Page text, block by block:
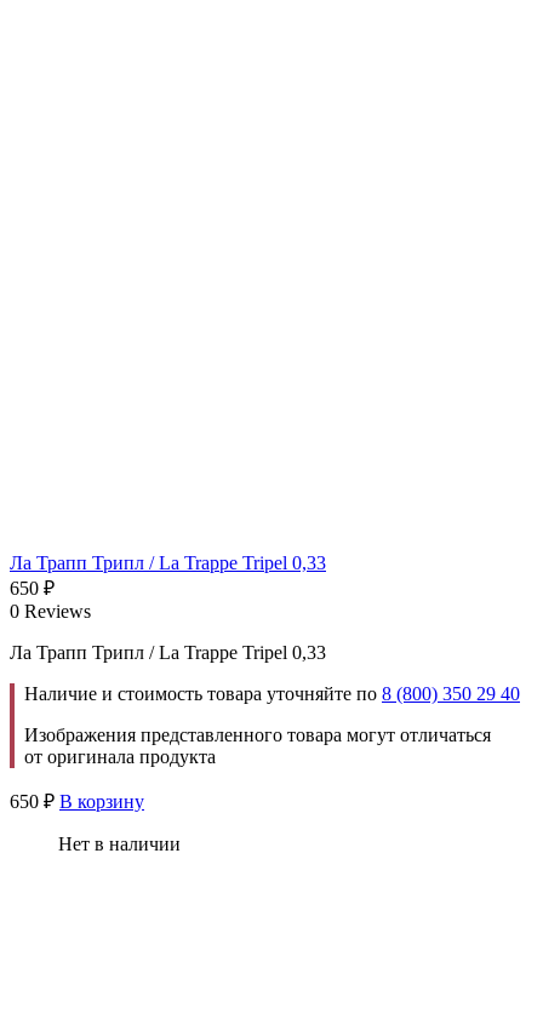
Ла Трапп Трипл / La Trappe Tripel 0,33
650 ₽
0 Reviews
Ла Трапп Трипл / La Trappe Tripel 0,33
Наличие и стоимость товара уточняйте по 8 (800) 350 29 40
Изображения представленного товара могут отличаться
от оригинала продукта
650 ₽ В корзину
Нет в наличии